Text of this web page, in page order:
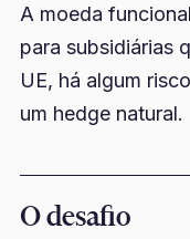
A moeda
para subsidiárias
UE, há algum
um hedge natural.
O desafio